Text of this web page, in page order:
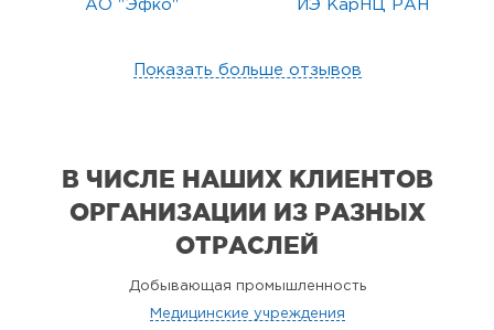
АО "Эфко" ИЭ КарНЦ РАН
Показать больше отзывов
В ЧИСЛЕ НАШИХ КЛИЕНТОВ
ОРГАНИЗАЦИИ ИЗ РАЗНЫХ
ОТРАСЛЕЙ
Добывающая промышленность
Медицинские учреждения